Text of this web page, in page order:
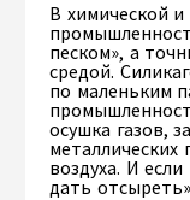
В химической
песком», а
средой.
по маленьким
осушка газов,
воздуха. И
дать